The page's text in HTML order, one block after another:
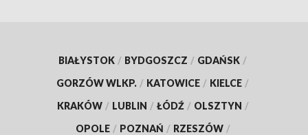
BIAŁYSTOK / BYDGOSZCZ / GDAŃSK /
GORZÓW WLKP. / KATOWICE / KIELCE /
KRAKÓW / LUBLIN / ŁÓDŹ / OLSZTYN /
OPOLE / POZNAŃ / RZESZÓW /